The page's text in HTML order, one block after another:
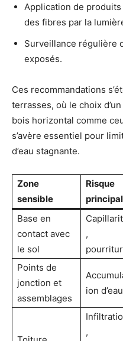
Application de
des fibres par la
Surveillance régulière
exposés.
Ces recommandations
terrasses, où le choix
bois horizontal comme
s’avère essentiel pour
d’eau stagnante.
Zone
sensible
Risque
principal
Base en
contact avec
le sol
,
Points de
jonction et
assemblages
ion d’eau
,